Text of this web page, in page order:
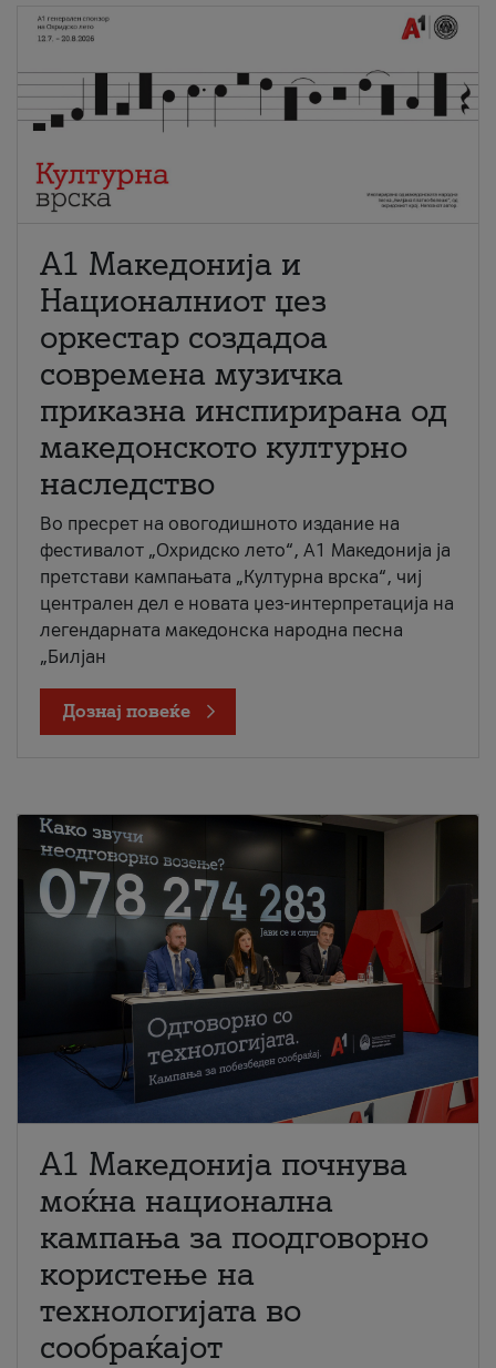
А1 Македонија и
Националниот џез
оркестар создадоа
современа музичка
приказна инспирирана од
македонското културно
наследство
Во пресрет на овогодишното издание на
фестивалот „Охридско лето“, А1 Македонија ја
претстави кампањата „Културна врска“, чиј
централен дел е новата џез-интерпретација на
легендарната македонска народна песна
„Билјан
Дознај повеќе
A1 Македонија почнува
моќна национална
кампања за поодговорно
користење на
технологијата во
сообраќајот